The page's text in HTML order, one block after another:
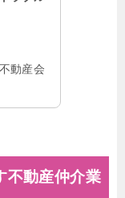
動産会
不動産仲介業